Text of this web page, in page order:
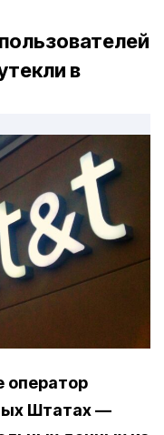
в
оператор
Штатах —